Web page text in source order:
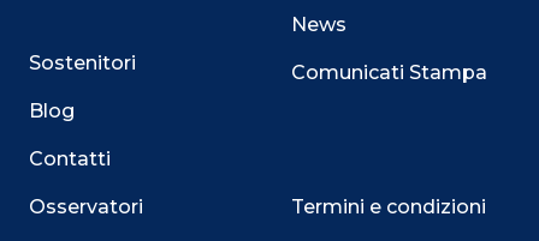
Sostenitori
Blog
Contatti
Osservatori
News
Comunicati Stampa
Termini e condizioni